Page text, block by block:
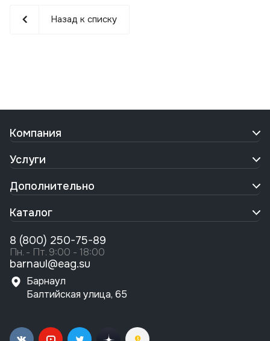
Назад к списку
Компания
Услуги
Дополнительно
Каталог
8 (800) 250-75-89
Пн. - Пт. 9:00 - 18:00
barnaul@eag.su
Барнаул
Балтийская улица, 65